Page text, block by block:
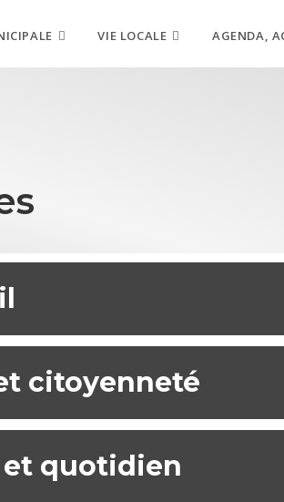
VIE LOCALE AGENDA,
citoyenneté
et quotidien